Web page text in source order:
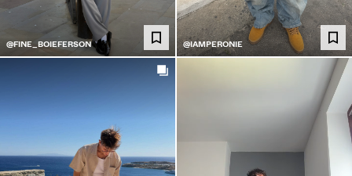
@FINE_BOIEFERSON @IAMPERONIE